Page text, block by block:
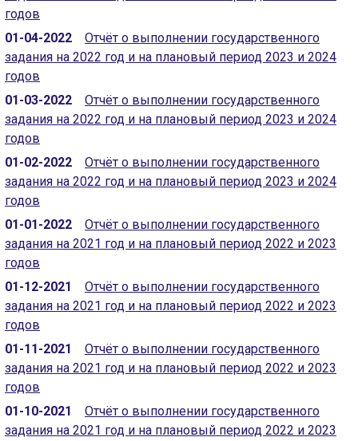
годов
01-04-2022
Отчёт о выполнении государственного
задания на 2022 год и на плановый период 2023 и 2024
годов
01-03-2022
Отчёт о выполнении государственного
задания на 2022 год и на плановый период 2023 и 2024
годов
01-02-2022
Отчёт о выполнении государственного
задания на 2022 год и на плановый период 2023 и 2024
годов
01-01-2022
Отчёт о выполнении государственного
задания на 2021 год и на плановый период 2022 и 2023
годов
01-12-2021
Отчёт о выполнении государственного
задания на 2021 год и на плановый период 2022 и 2023
годов
01-11-2021
Отчёт о выполнении государственного
задания на 2021 год и на плановый период 2022 и 2023
годов
01-10-2021
Отчёт о выполнении государственного
задания на 2021 год и на плановый период 2022 и 2023